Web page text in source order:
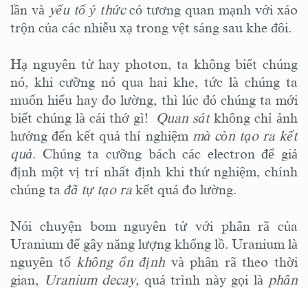
lần và yếu tố ý thứccó tương quan mạnh với xáo
trộn của các nhiễu xạ trong vệt sáng sau khe đôi.
Hạ nguyên tử hay photon, ta không biết chúng
nó, khi cưỡng nó qua hai khe, tức là chúng ta
muốn hiểu hay đo lường, thì lúc đó chúng ta mới
biết chúng là cái thớ gì! Quan sátkhông chỉ ảnh
hưởng đến kết quả thí nghiệm mà còn tạo ra kết
quả. Chúng ta cưỡng bách các electron để giả
định một vị trí nhất định khi thử nghiệm, chính
chúng ta đã tự tạo ra kết quả đo lường.
Nói chuyện bom nguyên tử với phân rã của
Uranium để gây năng lượng khổng lồ. Uranium là
nguyên tố không ổn định và phân rã theo thời
gian, Uranium decay, quá trình này gọi là phân